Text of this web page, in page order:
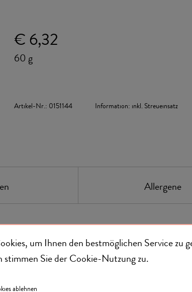
um Ihnen den bestmöglichen Service zu
stimmen Sie derCookie-Nutzungzu.
ablehnen
€ 6,32
60 g
Artikel-Nr.: 0151144 Information: inkl. Streueinsatz
Griechen. Tzatziki gehört zu jedem Grillabend
zauberst du im Handumdrehen einen herrlich
Allergene